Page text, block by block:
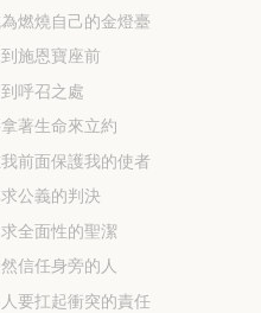
為燃燒自己的金燈臺
到施恩寶座前
到呼召之處
拿著生命來立約
我前面保護我的使者
求公義的判決
求全面性的聖潔
然信任身旁的人
人要扛起衝突的責任